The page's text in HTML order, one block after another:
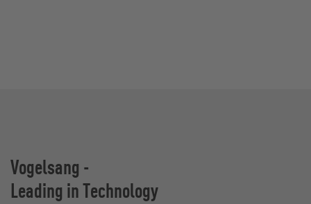
Vogelsang -
Leading in Technology